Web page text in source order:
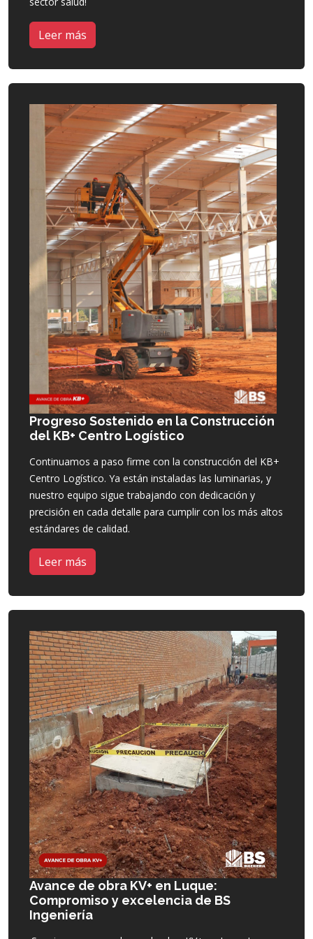
Leer más
Progreso Sostenido en la Construcción
del KB+ Centro Logístico
Continuamos a paso firme con la construcción del KB+
Centro Logístico. Ya están instaladas las luminarias, y
nuestro equipo sigue trabajando con dedicación y
precisión en cada detalle para cumplir con los más altos
estándares de calidad.
Leer más
Avance de obra KV+ en Luque:
Compromiso y excelencia de BS
Ingeniería